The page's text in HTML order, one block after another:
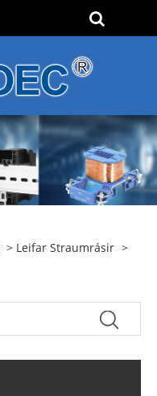
> Leifar Straumrásir >